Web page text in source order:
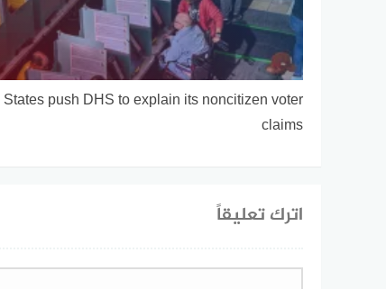
States push DHS to explain its noncitizen voter
claims
اترك تعليقاً